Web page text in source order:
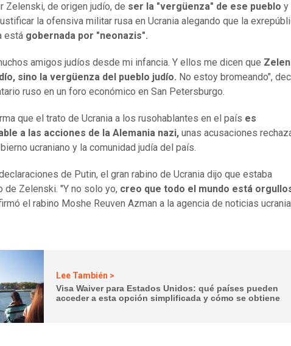
Zelenski, de origen judío, de ser la "vergüenza" de ese pueblo y
la ofensiva militar rusa en Ucrania alegando que la
está gobernada por "neonazis".
amigos judíos desde mi infancia. Y ellos me dicen que
sino la vergüenza del pueblo judío. No estoy bromeando",
ruso en un foro económico en San Petersburgo.
que el trato de Ucrania a los rusohablantes en el país es
a las acciones de la Alemania nazi, unas acusaciones
ucraniano y la comunidad judía del país.
de Putin, el gran rabino de Ucrania dijo que estaba
de Zelenski. "Y no solo yo, creo que todo el mundo está
el rabino Moshe Reuven Azman a la agencia de noticias
Lee También >
Visa Waiver para Estados Unidos: qué países pueden
acceder a esta opción simplificada y cómo se obtiene